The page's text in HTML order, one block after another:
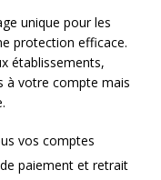
unique pour les
protection efficace.
établissements,
à votre compte mais
vos comptes
paiement et retrait